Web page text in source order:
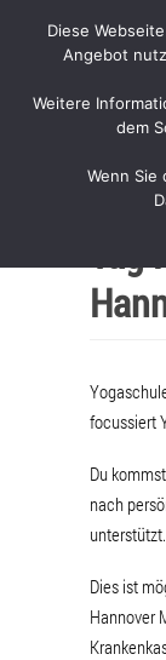
Home
focussiert
Du
nach
unterstützt.
Dies ist
Hannover
Diese
Angebot
Weitere
dem
Wenn Sie